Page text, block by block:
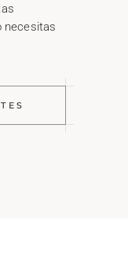
necesitas